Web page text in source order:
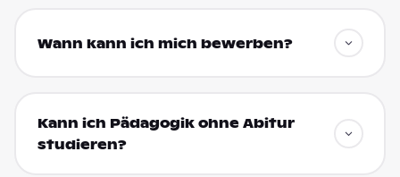
Wann kann ich mich bewerben?
Kann ich Pädagogik ohne Abitur
studieren?